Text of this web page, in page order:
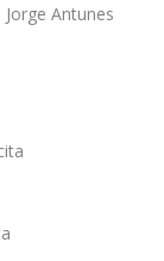
Jorge Antunes